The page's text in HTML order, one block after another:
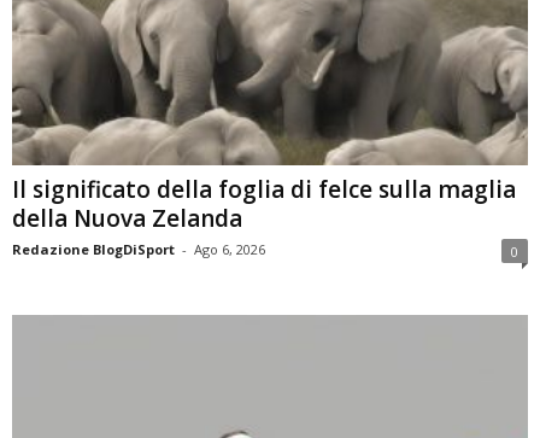
Il significato della foglia di felce sulla maglia
della Nuova Zelanda
Redazione BlogDiSport - Ago 6, 2026 0